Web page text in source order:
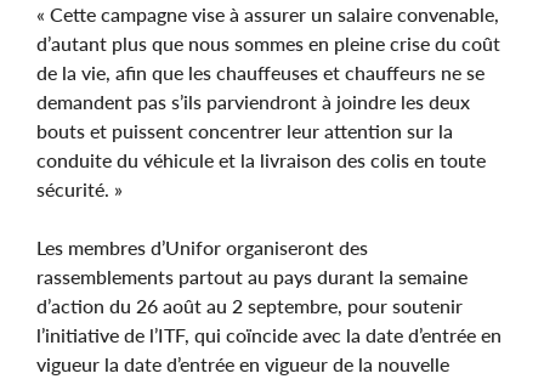
« Cette campagne vise à assurer un salaire convenable,
d’autant plus que nous sommes en pleine crise du coût
de la vie, afin que les chauffeuses et chauffeurs ne se
demandent pas s’ils parviendront à joindre les deux
bouts et puissent concentrer leur attention sur la
conduite du véhicule et la livraison des colis en toute
sécurité. »
Les membres d’Unifor organiseront des
rassemblements partout au pays durant la semaine
d’action du 26 août au 2 septembre, pour soutenir
l’initiative de l’ITF, qui coïncide avec la date d’entrée en
vigueur la date d’entrée en vigueur de la nouvelle